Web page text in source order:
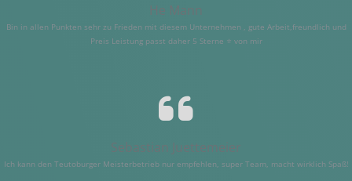
He Mann
Bin in allen Punkten sehr zu Frieden mit diesem Unternehmen , gute Arbeit,freundlich und
Preis Leistung passt daher 5 Sterne ⭐️ von mir
Sebastian Juettemeier
Ich kann den Teutoburger Meisterbetrieb nur empfehlen, super Team, macht wirklich Spaß!